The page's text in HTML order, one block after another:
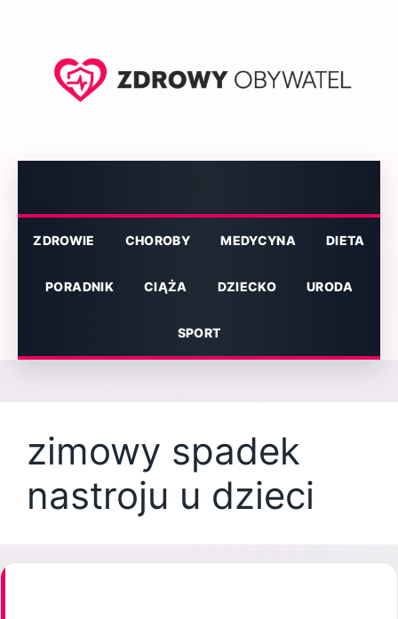
ZDROWIE CHOROBY MEDYCYNA DIETA
PORADNIK CIĄŻA DZIECKO URODA
SPORT
zimowy spadek
nastroju u dzieci